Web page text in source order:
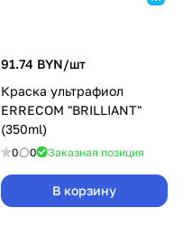
91.74 BYN/шт
Краска ультрафиол
ERRECOM "BRILLIANT"
(350ml)
0 0 Заказная позиция
В корзину